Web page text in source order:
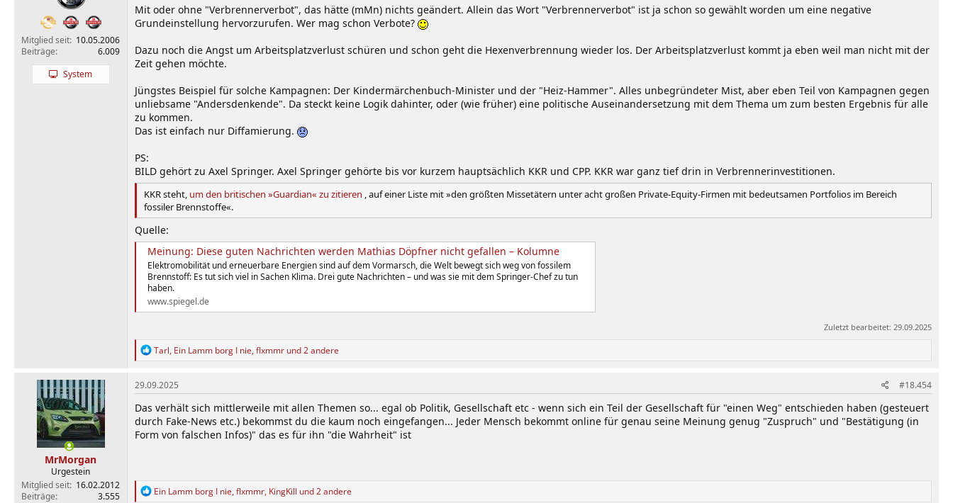
Mitglied seit 10.05.2006
Beiträge
6.009
System
Mit oder ohne "Verbrennerverbot", das hätte (mMn) nichts geändert. Allein das Wort "Verbrennerverbot" ist ja schon so gewählt worden um eine negative
Grundeinstellung hervorzurufen. Wer mag schon Verbote?
Dazu noch die Angst um Arbeitsplatzverlust schüren und schon geht die Hexenverbrennung wieder los. Der Arbeitsplatzverlust kommt ja eben weil man nicht mit der
Zeit gehen möchte.
Jüngstes Beispiel für solche Kampagnen: Der Kindermärchenbuch-Minister und der "Heiz-Hammer". Alles unbegründeter Mist, aber eben Teil von Kampagnen gegen
unliebsame "Andersdenkende". Da steckt keine Logik dahinter, oder (wie früher) eine politische Auseinandersetzung mit dem Thema um zum besten Ergebnis für alle
zu kommen.
Das ist einfach nur Diffamierung.
PS:
BILD gehört zu Axel Springer. Axel Springer gehörte bis vor kurzem hauptsächlich KKR und CPP. KKR war ganz tief drin in Verbrennerinvestitionen.
KKR steht, um den britischen »Guardian« zu zitieren , auf einer Liste mit »den größten Missetätern unter acht großen Private-Equity-Firmen mit bedeutsamen Portfolios im Bereich
fossiler Brennstoffe«.
Quelle:
Meinung: Diese guten Nachrichten werden Mathias Döpfner nicht gefallen – Kolumne
Elektromobilität und erneuerbare Energien sind auf dem Vormarsch, die Welt bewegt sich weg von fossilem
Brennstoff: Es tut sich viel in Sachen Klima. Drei gute Nachrichten – und was sie mit dem Springer-Chef zu tun
haben.
www.spiegel.de
Zuletzt bearbeitet: 29.09.2025
R
k
t
o
n
e
Tarl, Ein Lamm borg I nie, flxmmr und 2 andere
MrMorgan
Urgestein
Mitglied seit 16.02.2012
Beiträge
3.555
29.09.2025 #18.454
Das verhält sich mittlerweile mit allen Themen so... egal ob Politik, Gesellschaft etc - wenn sich ein Teil der Gesellschaft für "einen Weg" entschieden haben (gesteuert
durch Fake-News etc.) bekommst du die kaum noch eingefangen... Jeder Mensch bekommt online für genau seine Meinung genug "Zuspruch" und "Bestätigung (in
Form von falschen Infos)" das es für ihn "die Wahrheit" ist
R
Ein Lamm borg I nie, flxmmr, KingKill und 2 andere